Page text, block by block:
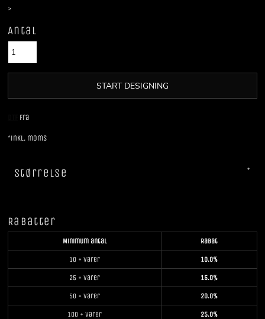
>
Antal
START DESIGNING
Fra
*inkl. moms
Størrelse
Rabatter
Minimum antal Rabat
10 + varer 10.0%
25 + varer 15.0%
50 + varer 20.0%
100 + varer 25.0%